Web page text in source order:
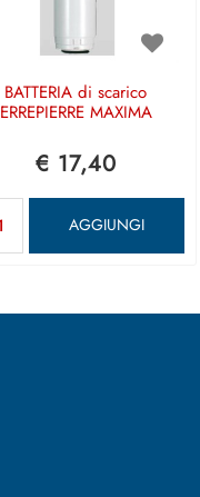
BATTERIA di scarico
ERREPIERRE MAXIMA
€ 17,40
AGGIUNGI